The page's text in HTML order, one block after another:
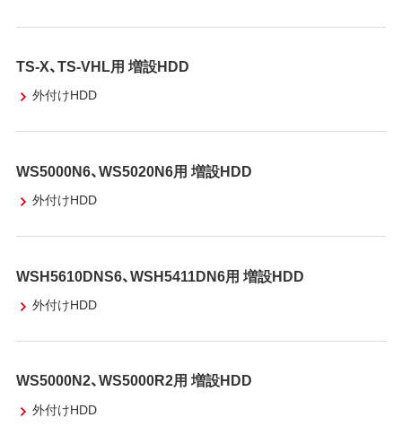
TS-X、TS-VHL用 増設HDD
外付けHDD
WS5000N6、WS5020N6用 増設HDD
外付けHDD
WSH5610DNS6、WSH5411DN6用 増設HDD
外付けHDD
WS5000N2、WS5000R2用 増設HDD
外付けHDD